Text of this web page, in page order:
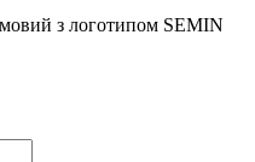
з логотипом SEMIN